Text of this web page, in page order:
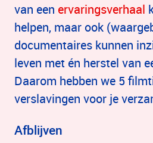
van een ervaringsverhaal
helpen, maar ook
documentaires kunnen
leven met én herstel van
Daarom hebben we 5
verslavingen voor je
Afblijven